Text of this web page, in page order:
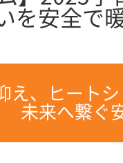
を安全で
え、ヒート
未来へ繋ぐ